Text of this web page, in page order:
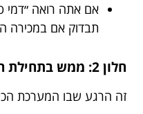
אם אתה רואה ״דמי
תבדוק אם במכירה
חלון 2: ממש בתחילת המכירה הכללית
זה הרגע שבו המערכת